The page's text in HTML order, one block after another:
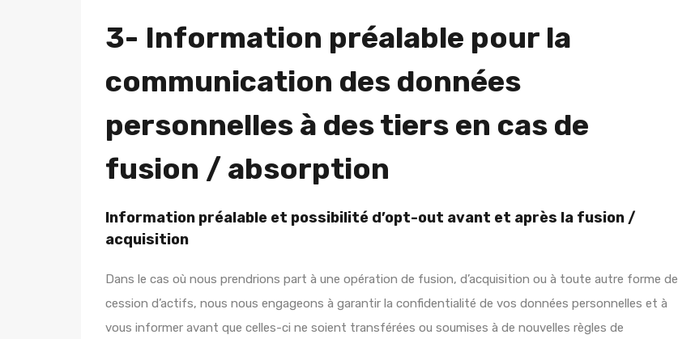
3- Information préalable pour la
communication des données
personnelles à des tiers en cas de
fusion / absorption
Information préalable et possibilité d’opt-out avant et après la fusion /
acquisition
Dans le cas où nous prendrions part à une opération de fusion, d’acquisition ou à toute autre forme de
cession d’actifs, nous nous engageons à garantir la confidentialité de vos données personnelles et à
vous informer avant que celles-ci ne soient transférées ou soumises à de nouvelles règles de